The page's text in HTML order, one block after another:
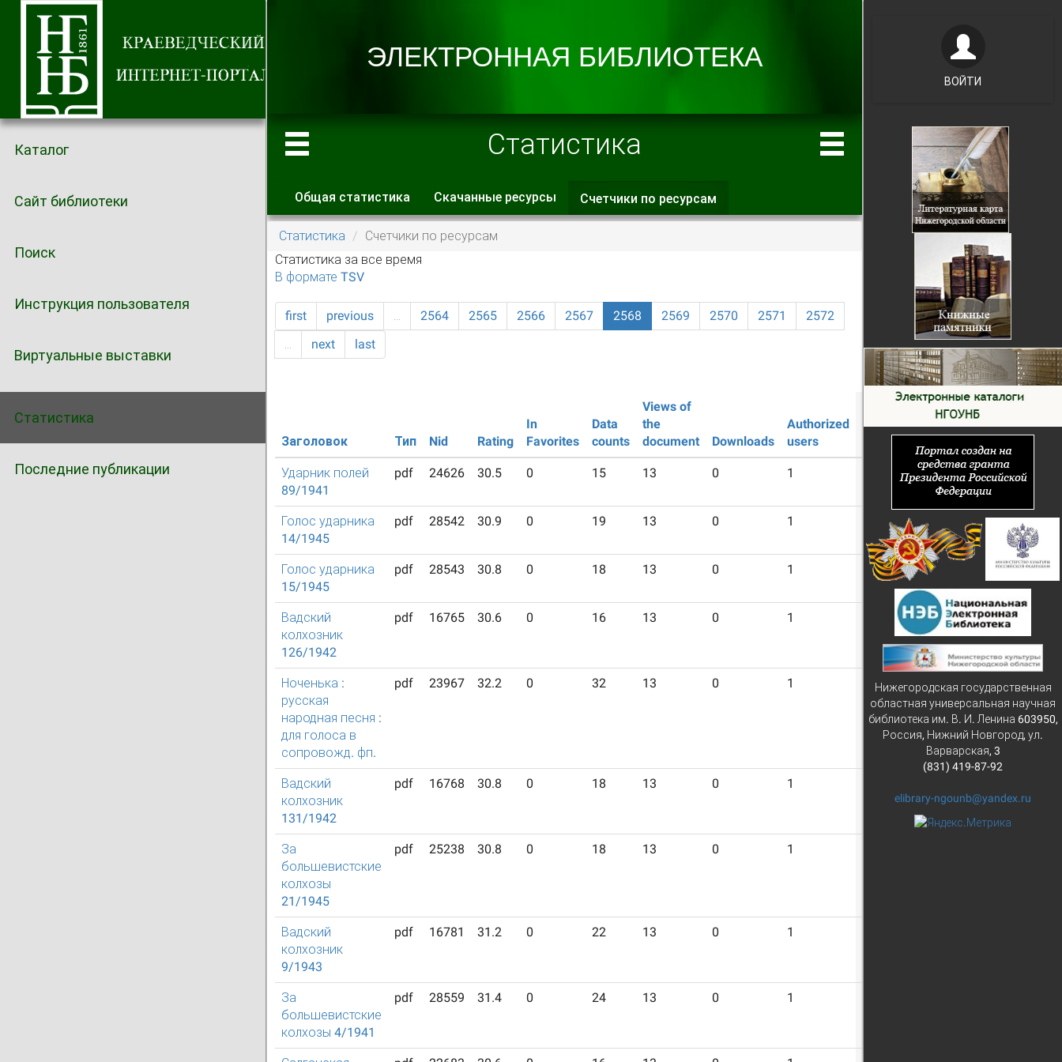
Каталог
Сайт библиотеки
Поиск
Инструкция пользователя
Виртуальные выставки
Статистика
Последние публикации
Статистика
Главные вкладки
Общая статистика Скачанные ресурсы Счетчики по ресурсам
вкладка)
Статистика
Счетчики по ресурсам
Статистика за все время
В формате TSV
first previous … 2564 2565 2566 2567 2568 2569 2570 2571
2572
…
next last
Заголовок Тип Nid Rating
In
Favorites
Data
counts
Views of
the
document
Downloads
Authorized
users
users
Ударник полей
89/1941
pdf 24626 30.5 0 15 13 0 1
Голос ударника
14/1945
pdf 28542 30.9 0 19 13 0 1
Голос ударника
15/1945
pdf 28543 30.8 0 18 13 0 1 13
Вадский
колхозник
126/1942
pdf 16765 30.6 0 16 13 0 1
Ноченька :
русская
народная песня :
для голоса в
сопровожд. фп.
pdf 23967 32.2 0 32 13 0 1 13
Вадский
колхозник
131/1942
pdf 16768 30.8 0 18 13 0 1
За
большевистские
колхозы
21/1945
pdf 25238 30.8 0 18 13 0 1
Вадский
колхозник
9/1943
pdf 16781 31.2 0 22 13 0 1
За
большевистские
колхозы 4/1941
pdf 28559 31.4 0 24 13 0 1
ВОЙТИ
Нижегородская государственная
областная универсальная научная
библиотека им. В. И. Ленина 603950,
Россия, Нижний Новгород, ул.
Варварская, 3
(831) 419-87-92
elibrary-ngounb@yandex.ru